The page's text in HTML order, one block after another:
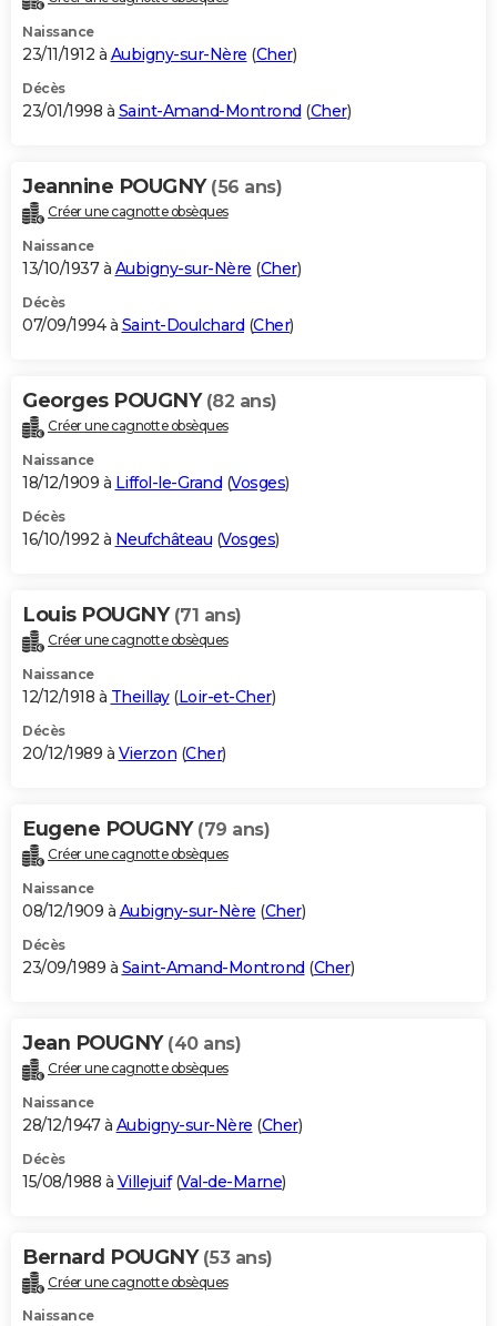
Naissance
23/11/1912 à Aubigny-sur-Nère (Cher)
Décès
23/01/1998 à Saint-Amand-Montrond (Cher)
Jeannine POUGNY (56 ans)
Créer une cagnotte obsèques
Naissance
13/10/1937 à Aubigny-sur-Nère (Cher)
Décès
07/09/1994 à Saint-Doulchard (Cher)
Georges POUGNY (82 ans)
Créer une cagnotte obsèques
Naissance
18/12/1909 à Liffol-le-Grand (Vosges)
Décès
16/10/1992 à Neufchâteau (Vosges)
Louis POUGNY (71 ans)
Créer une cagnotte obsèques
Naissance
12/12/1918 à Theillay(Loir-et-Cher)
Décès
20/12/1989 à Vierzon (Cher)
Eugene POUGNY (79 ans)
Créer une cagnotte obsèques
Naissance
08/12/1909 à Aubigny-sur-Nère (Cher)
Décès
23/09/1989 à Saint-Amand-Montrond (Cher)
Jean POUGNY (40 ans)
Créer une cagnotte obsèques
Naissance
28/12/1947 à Aubigny-sur-Nère (Cher)
Décès
15/08/1988 à Villejuif(Val-de-Marne)
Bernard POUGNY (53 ans)
Créer une cagnotte obsèques
Naissance